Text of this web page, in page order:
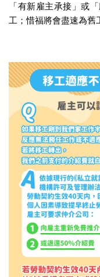
「有新雇主承接」或
工；惜福將會盡速為舊